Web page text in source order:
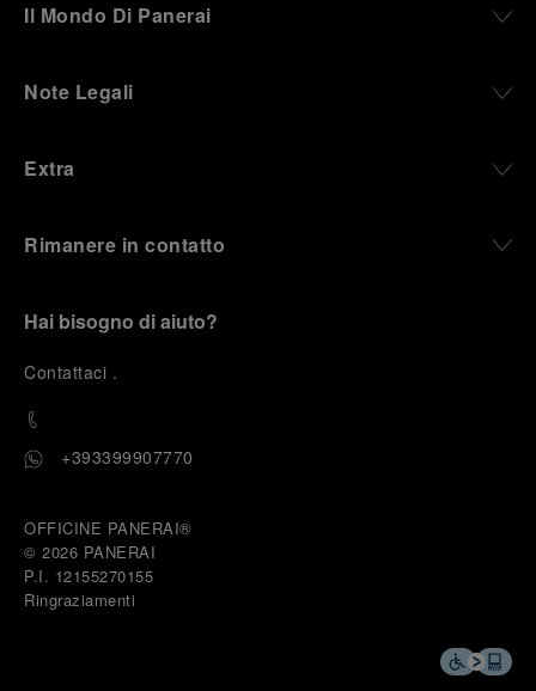
Il Mondo Di Panerai
Note Legali
Extra
Rimanere in contatto
Hai bisogno di aiuto?
Contattaci .
+393399907770
OFFICINE PANERAI®
© 2026 PANERAI
P.I. 12155270155
Ringraziamenti